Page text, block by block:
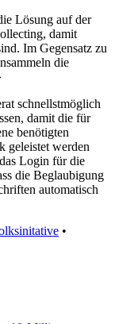
Lösung auf der
damit
Im Gegensatz zu
die
schnellstmöglich
damit die für
benötigten
geleistet werden
Login für die
die Beglaubigung
automatisch
•